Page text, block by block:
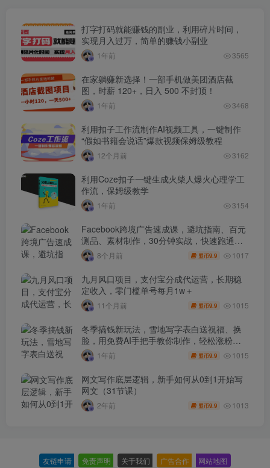
打字打码就能赚钱的副业，利用碎片时间，
实现月入过万，简单的赚钱小副业
1年前 3565
在家躺赚新选择！一部手机做美团酒店截
图，时薪 120+，日入 500 不封顶！
1年前 3468
利用扣子工作流制作AI视频工具，一键制作
“假如书籍会说话”爆款视频保姆级教程
12个月前 3162
利用Coze扣子一键生成火柴人爆火心理学工
作流，保姆级教学
1年前 3154
Facebook跨境广告速成课，避坑指南、百元
测品、素材制作，30分钟实战，快速跑通首
单出单8个月前 盟币9.9 1017
九月风口项目，支付宝分成代运营，长期稳
定收入，零门槛单号每月1w＋
11个月前 盟币9.9 1015
冬季搞钱新玩法，雪地写字表白送祝福、换
脸，用免费AI手把手教你制作，轻松涨粉
3.5w，接单到手软
1年前 盟币9.9 1015
网文写作底层逻辑，新手如何从0到1开始写
网文（31节课）
2年前 盟币9.9 1013
友链申请 免责声明 关于我们 广告合作 网站地图